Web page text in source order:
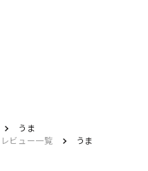
うま
ビュー一覧 うま